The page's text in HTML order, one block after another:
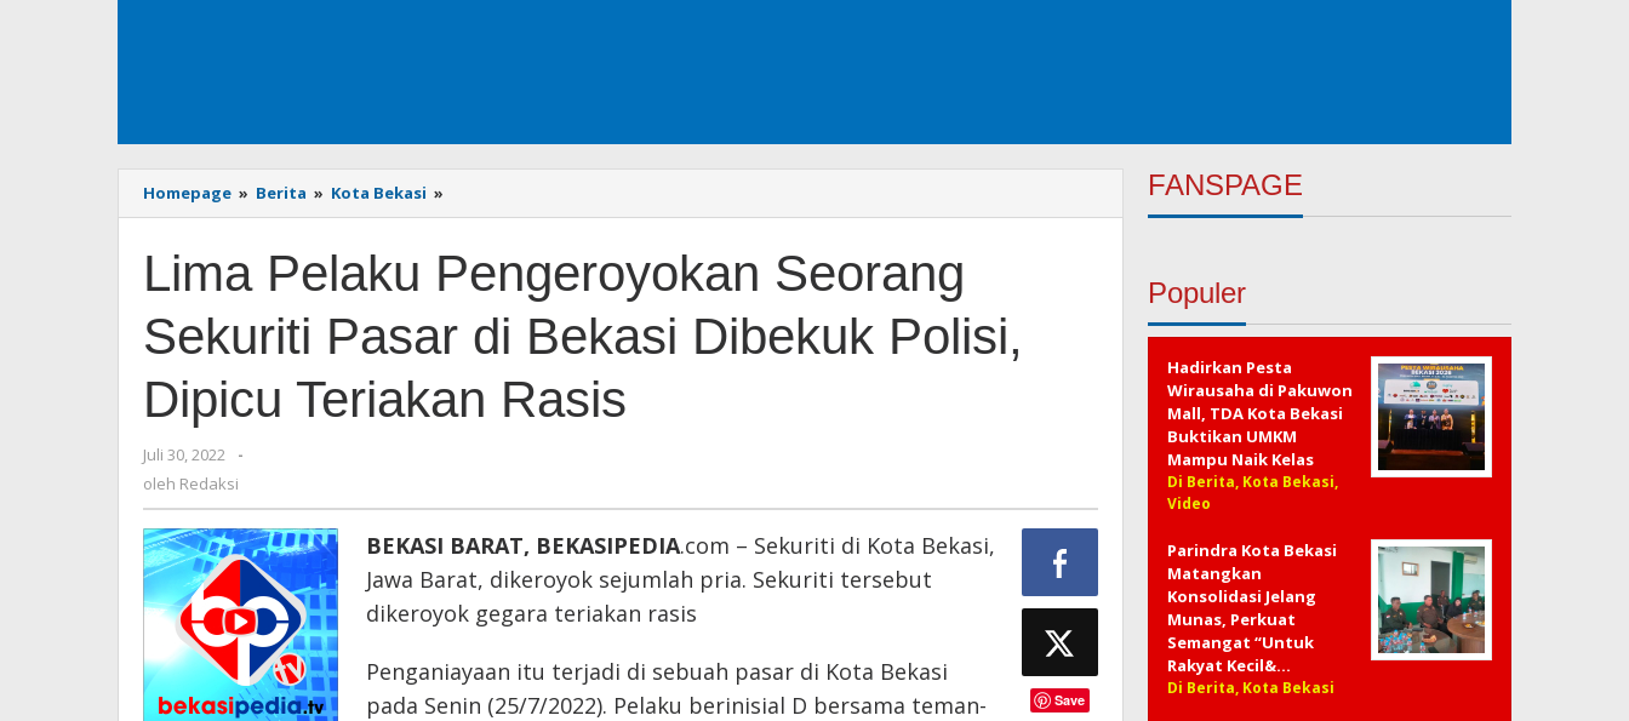
Homepage » Berita » Kota Bekasi »
Pelaku
Seorang
Sekuriti
di
Bekasi
Dibekuk
Polisi,
Dipicu
Lima Pelaku Pengeroyokan Seorang
Sekuriti Pasar di Bekasi Dibekuk Polisi,
Dipicu Teriakan Rasis
Juli 30, 2022
oleh
-
oleh Redaksi
BEKASI BARAT, BEKASIPEDIA.com – Sekuriti di Kota Bekasi,
Jawa Barat, dikeroyok sejumlah pria. Sekuriti tersebut
dikeroyok gegara teriakan rasis
Penganiayaan itu terjadi di sebuah pasar di Kota Bekasi
pada Senin (25/7/2022). Pelaku berinisial D bersama teman-
Save
FANSPAGE
Populer
Hadirkan Pesta
Wirausaha di Pakuwon
Mall, TDA Kota Bekasi
Buktikan UMKM
Mampu Naik Kelas
Di Berita, Kota Bekasi,
Video
Parindra Kota Bekasi
Matangkan
Konsolidasi Jelang
Munas, Perkuat
Semangat “Untuk
Rakyat Kecil&…
Di Berita, Kota Bekasi